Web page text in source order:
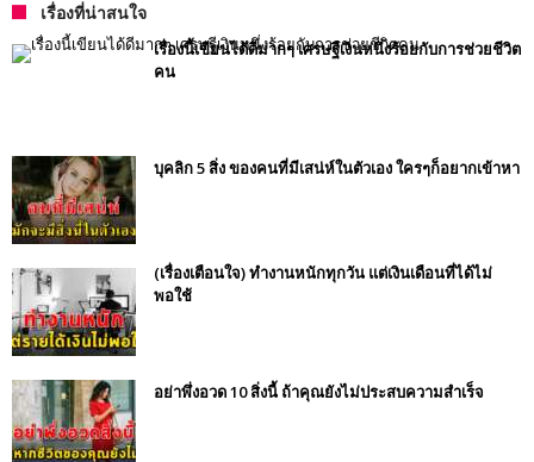
เรื่องที่น่าสนใจ
เรื่องนี้เขียนได้ดีมากๆ เศรษฐีเงินหนึ่งร้อยกับการช่วยชีวิต
คน
บุคลิก 5 สิ่ง ของคนที่มีเสน่ห์ในตัวเอง ใครๆก็อยากเข้าหา
(เรื่องเตือนใจ) ทำงานหนักทุกวัน แต่เงินเดือนที่ได้ไม่
พอใช้
อย่าพึ่งอวด 10 สิ่งนี้ ถ้าคุณยังไม่ประสบความสำเร็จ